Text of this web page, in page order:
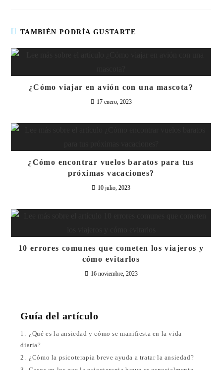
TAMBIÉN PODRÍA GUSTARTE
¿Cómo viajar en avión con una mascota?
17 enero, 2023
¿Cómo encontrar vuelos baratos para tus
próximas vacaciones?
10 julio, 2023
10 errores comunes que cometen los viajeros y
cómo evitarlos
16 noviembre, 2023
Guía del artículo
1. ¿Qué es la ansiedad y cómo se manifiesta en la vida
diaria?
2. ¿Cómo la psicoterapia breve ayuda a tratar la ansiedad?